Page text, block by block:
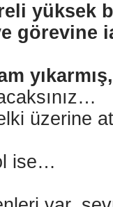
yüksek
görevine
üzerine
ise…